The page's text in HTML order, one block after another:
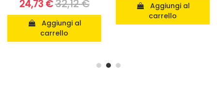
24,73 €32,12 €
carrello
carrello